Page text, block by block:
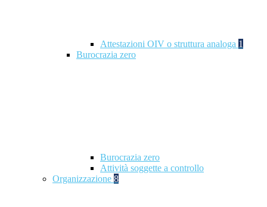
Attestazioni OIV o struttura analoga 1
Burocrazia zero
Burocrazia zero
Attività soggette a controllo
Organizzazione 8